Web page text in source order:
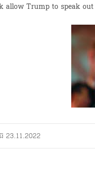
allow Trump to speak
23.11.2022